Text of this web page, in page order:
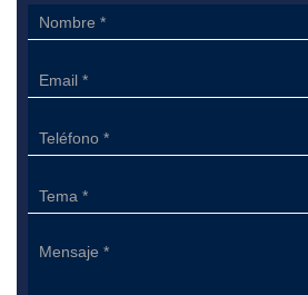
Sidebar
Form